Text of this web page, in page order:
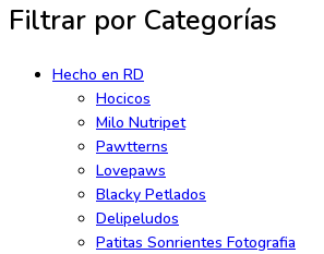
Filtrar por Categorías
Hecho en RD
Hocicos
Milo Nutripet
Pawtterns
Lovepaws
Blacky Petlados
Delipeludos
Patitas Sonrientes Fotografia